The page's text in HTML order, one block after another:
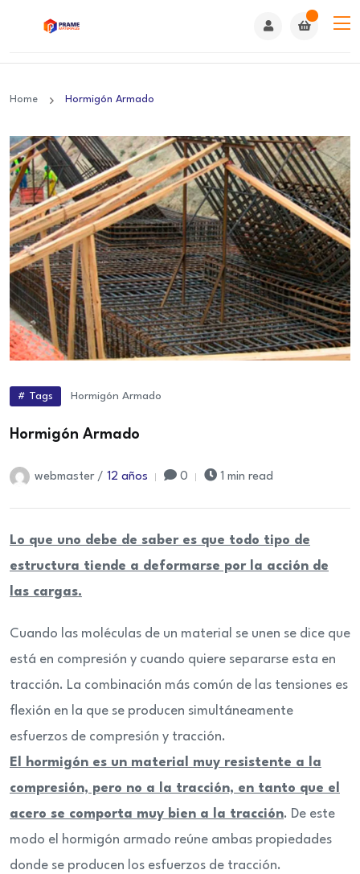
Home Hormigón Armado
# Tags Hormigón Armado
Hormigón Armado
webmaster / 12 años 0 1 min read
Lo que uno debe de saber es que todo tipo de
estructura tiende a deformarse por la acción de
las cargas.
Cuando las moléculas de un material se unen se dice que
está en compresión y cuando quiere separarse esta en
tracción. La combinación más común de las tensiones es
flexión en la que se producen simultáneamente
esfuerzos de compresión y tracción.
El hormigón es un material muy resistente a la
compresión, pero no a la tracción, en tanto que el
acero se comporta muy bien a la tracción. De este
modo el hormigón armado reúne ambas propiedades
donde se producen los esfuerzos de tracción.